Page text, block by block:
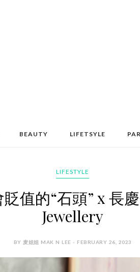
BEAUTY LIFETSYLE
LIFESTYLE
貶值的“石頭” x 長
Jewellery
BY 麦姐姐 MAK N LEE - FEBRUARY 26, 2023